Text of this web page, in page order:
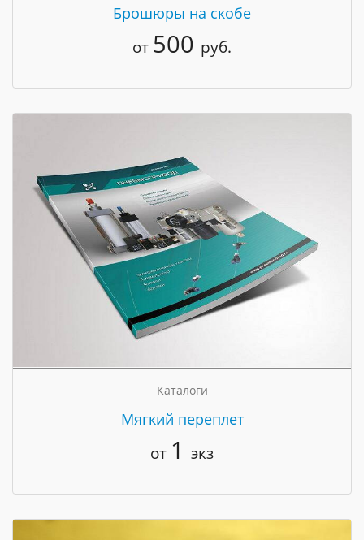
Брошюры на скобе
от 500 руб.
Каталоги
Мягкий переплет
от 1 экз